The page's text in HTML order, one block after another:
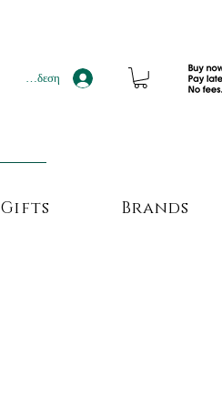
Σύνδεση
Gifts Brands